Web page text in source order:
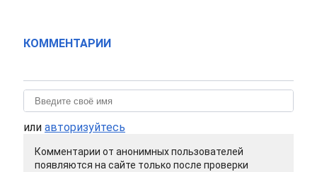
КОММЕНТАРИИ
или авторизуйтесь
Комментарии от анонимных пользователей
появляются на сайте только после проверки